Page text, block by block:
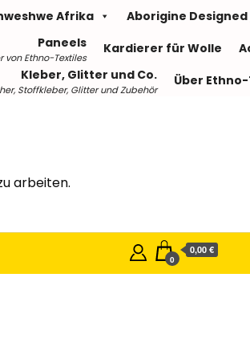
Afrika
Aborigine
Paneels
von Ethno-Textiles
Kardierer für Wolle
Kleber, Glitter und Co.
Stoffkleber, Glitter und Zubehör
Über
arbeiten.
0
0,00 €